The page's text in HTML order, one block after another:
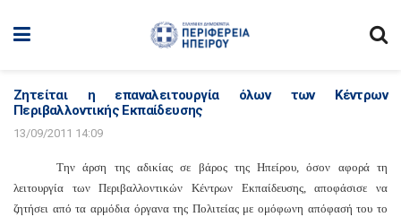
Ζητείται η επαναλειτουργία όλων των Κέντρων
Περιβαλλοντικής Εκπαίδευσης
13/09/2011 14:09
Την άρση της αδικίας σε βάρος της Ηπείρου, όσον αφορά τη
λειτουργία των Περιβαλλοντικών Κέντρων Εκπαίδευσης, αποφάσισε να
ζητήσει από τα αρμόδια όργανα της Πολιτείας με ομόφωνη απόφασή του το